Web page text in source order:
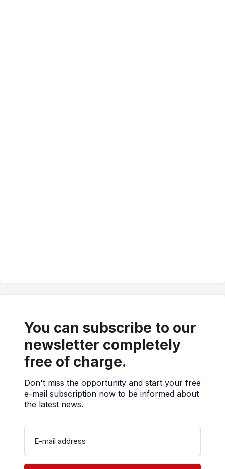
You can subscribe to our
newsletter completely
free of charge.
Don't miss the opportunity and start your free
e-mail subscription now to be informed about
the latest news.
E-mail address